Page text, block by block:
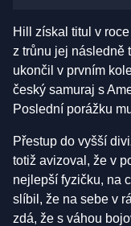
Hill získal titul v
z trůnu jej následně
ukončil v prvním
český samuraj s
Poslední porážku
Přestup do vyšší
totiž avizoval, že v
nejlepší fyzičku, na
slíbil, že na sebe v
zdá, že s váhou